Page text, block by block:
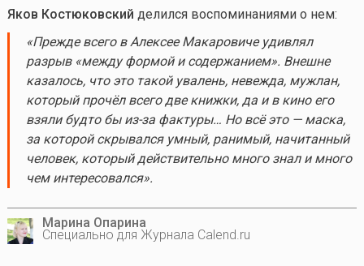
Яков Костюковский делился воспоминаниями о нем:
«Прежде всего в Алексее Макаровиче удивлял
разрыв «между формой и содержанием». Внешне
казалось, что это такой увалень, невежда, мужлан,
который прочёл всего две книжки, да и в кино его
взяли будто бы из-за фактуры… Но всё это — маска,
за которой скрывался умный, ранимый, начитанный
человек, который действительно много знал и много
чем интересовался».
Марина Опарина
Специально для Журнала Calend.ru